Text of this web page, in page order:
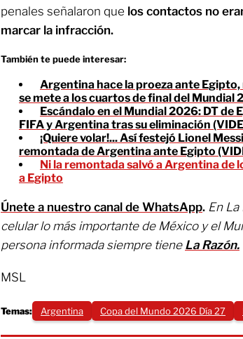
penales señalaron que los contactos no
marcar la infracción.
También te puede interesar:
Argentina hace la proeza ante
se mete a los cuartos de final del Mundial
Escándalo en el Mundial 2026: DT de
FIFA y Argentina tras su eliminación
¡Quiere volar!... Así festejó Lionel
remontada de Argentina ante Egipto
Ni la remontada salvó a Argentina de
a Egipto
Únete a nuestro canal de WhatsApp. En
celular lo más importante de México y el
persona informada siempre tiene La Razón.
MSL
Temas: Argentina Copa del Mundo 2026 Día 27